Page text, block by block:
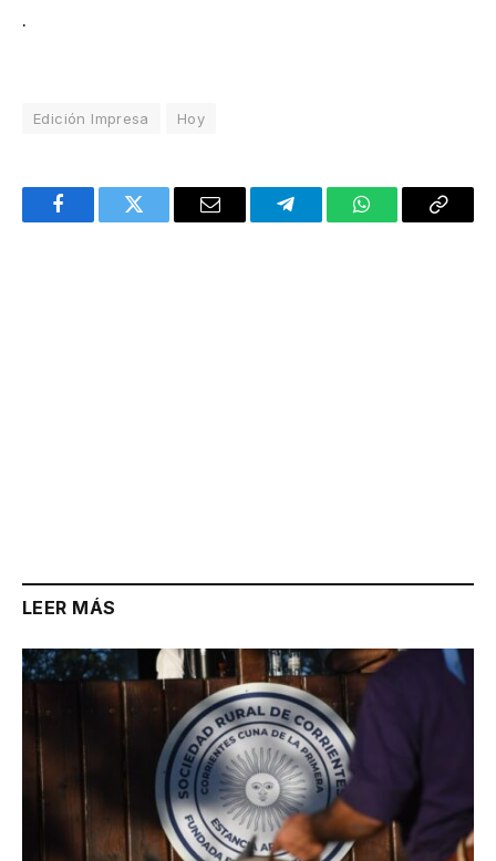
.
Edición Impresa Hoy
FacebookTwitter Email TelegramWhatsAppCopy
LEER MÁS